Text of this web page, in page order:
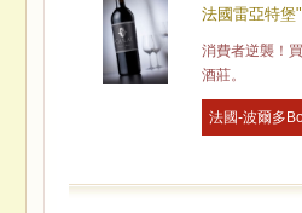
法國雷亞特堡
消費者逆襲！
酒莊。
法國-波爾多